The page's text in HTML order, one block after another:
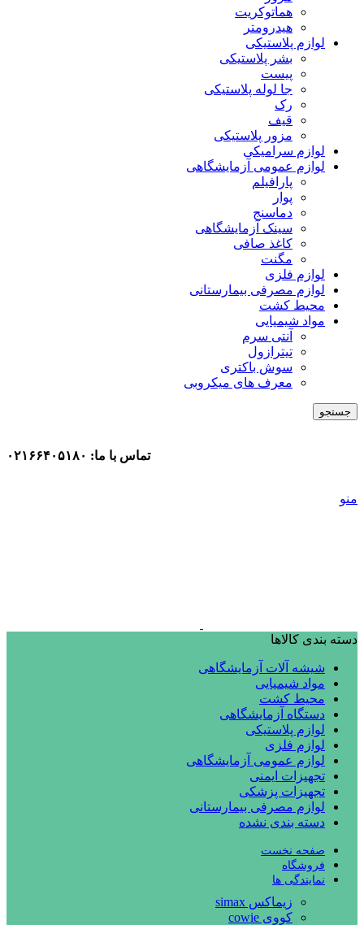
هماتوکریت
هیدرومتر
لوازم پلاستیکی
بشر پلاستیکی
پیست
جا لوله پلاستیکی
رک
قیف
مزور پلاستیکی
لوازم سرامیکی
لوازم عمومی آزمایشگاهی
پارافیلم
پوار
دماسنج
سینک آزمایشگاهی
کاغذ صافی
مگنت
لوازم فلزی
لوازم مصرفی بیمارستانی
محیط کشت
مواد شیمیایی
آنتی سرم
تیترازول
سوش باکتری
معرف های میکروبی
جستجو
تماس با ما: ۰۲۱۶۶۴۰۵۱۸۰
منو
دسته بندی کالاها
شیشه آلات آزمایشگاهی
مواد شیمیایی
محیط کشت
دستگاه آزمایشگاهی
لوازم پلاستیکی
لوازم فلزی
لوازم عمومی آزمایشگاهی
تجهیزات ایمنی
تجهیزات پزشکی
لوازم مصرفی بیمارستانی
دسته بندی نشده
صفحه نخست
فروشگاه
نمایندگی ها
زیماکس simax
کووی cowie